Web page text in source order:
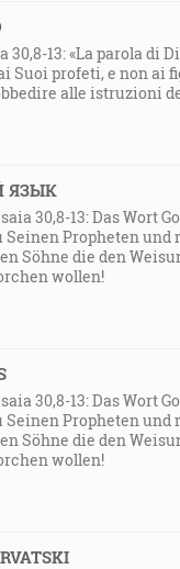
30,8-13: «La parola di
Suoi profeti, e non ai
alle istruzioni
ЯЗЫК
30,8-13: Das Wort
Seinen Propheten und
Söhne die den
wollen!
30,8-13: Das Wort
Seinen Propheten und
Söhne die den
wollen!